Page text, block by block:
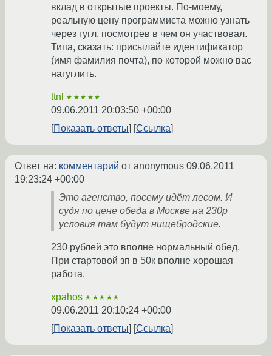
вклад в открытые проекты. По-моему,
реальную цену программиста можно узнать
через гугл, посмотрев в чем он участвовал.
Типа, сказать: присылайте идентификатор
(имя фамилия почта), по которой можно вас
нагуглить.
ttnl ★★★★★
09.06.2011 20:03:50 +00:00
Показать ответы
Ссылка
Ответ на: комментарий от anonymous 09.06.2011
19:23:24 +00:00
Это агенство, посему идёт лесом. И
судя по цене обеда в Москве на 230р
условия там будут нищебродские.
230 рублей это вполне нормальный обед.
При стартовой зп в 50к вполне хорошая
работа.
xpahos ★★★★★
09.06.2011 20:10:24 +00:00
Показать ответы
Ссылка